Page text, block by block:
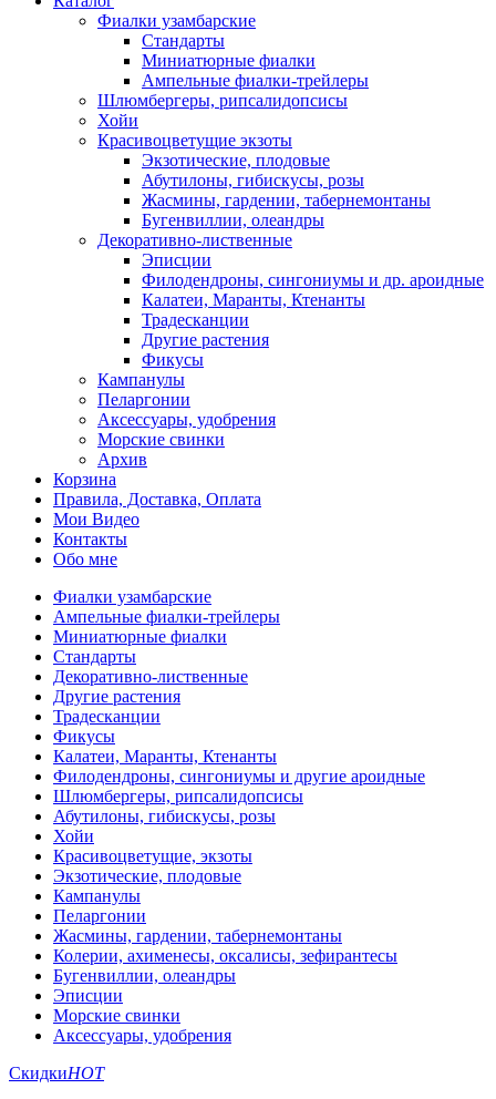
Фиалки узамбарские
Стандарты
Миниатюрные фиалки
Ампельные фиалки-трейлеры
Шлюмбергеры, рипсалидопсисы
Хойи
Красивоцветущие экзоты
Экзотические, плодовые
Абутилоны, гибискусы, розы
Жасмины, гардении, табернемонтаны
Бугенвиллии, олеандры
Декоративно-лиственные
Эписции
Филодендроны, сингониумы и др. ароидные
Калатеи, Маранты, Ктенанты
Традесканции
Другие растения
Фикусы
Кампанулы
Пеларгонии
Аксессуары, удобрения
Морские свинки
Архив
Корзина
Правила, Доставка, Оплата
Мои Видео
Контакты
Обо мне
Фиалки узамбарские
Ампельные фиалки-трейлеры
Миниатюрные фиалки
Стандарты
Декоративно-лиственные
Другие растения
Традесканции
Фикусы
Калатеи, Маранты, Ктенанты
Филодендроны, сингониумы и другие ароидные
Шлюмбергеры, рипсалидопсисы
Абутилоны, гибискусы, розы
Хойи
Красивоцветущие, экзоты
Экзотические, плодовые
Кампанулы
Пеларгонии
Жасмины, гардении, табернемонтаны
Колерии, ахименесы, оксалисы, зефирантесы
Бугенвиллии, олеандры
Эписции
Морские свинки
Аксессуары, удобрения
СкидкиHOT